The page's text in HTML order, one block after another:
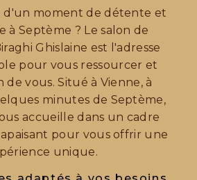
d'un moment de détente et
à Septème ? Le salon de
Ghislaine est l'adresse
pour vous ressourcer et
de vous. Situé à Vienne, à
minutes de Septème,
accueille dans un cadre
pour vous offrir une
unique.